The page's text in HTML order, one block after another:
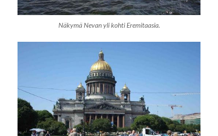
Näkymä Nevan yli kohti Eremitaasia.